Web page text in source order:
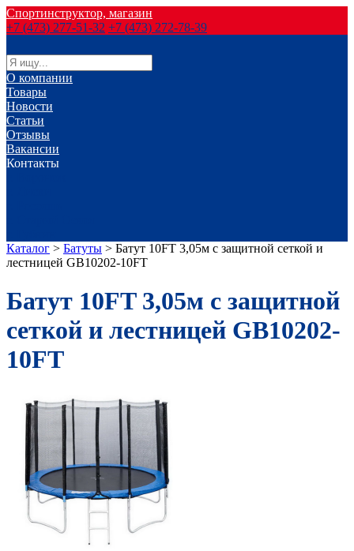
Спортинструктор, магазин
+7 (473) 277-51-32 +7 (473) 272-78-39
О компании
Товары
Новости
Статьи
Отзывы
Вакансии
Контакты
Каталог > Батуты > Батут 10FT 3,05м с защитной сеткой и
лестницей GB10202-10FT
Батут 10FT 3,05м с защитной
сеткой и лестницей GB10202-
10FT